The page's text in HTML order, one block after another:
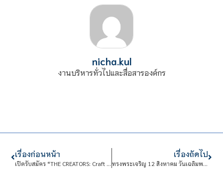
nicha.kul
งานบริหารทั่วไปและสื่อสารองค์กร
เรื่องก่อนหน้า
เปิดรับสมัคร “THE CREATORS: Craft your future” ปั้นครีเอเตอร์รุ่นใหม่ สู่เวทีดิจิทัลระดับโลก
เรื่องถัดไป
ทรงพระเจริญ 12 สิงหาคม วันเฉลิมพระชนมพรรษา สมเด็จพระนางเจ้าสิริกิติ์ พระบรมราชินีนาถ พระบรมราชชนนีพันปีหลวง